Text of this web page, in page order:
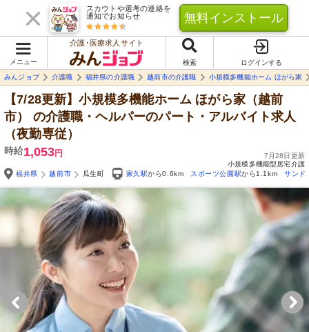
スカウトや選考の連絡を
通知でお知らせ
無料インストール
メニュー
介護･医療求人サイト
検索
ログインする
みんジョブ
介護職 福井県の介護職 越前市の介護職 小規模多機能ホーム ほがら家
【7/28更新】小規模多機能ホーム ほがら家（越前
市）
の介護職・ヘルパーのパート・アルバイト求人
（夜勤専従）
時給1,053円
7月28日更新
小規模多機能型居宅介護
福井県
越前市 瓜生町 家久駅から0.6km スポーツ公園駅から1.1km サンド